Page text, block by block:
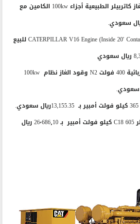
سعر مولدات توربينات الغاز كاتربيلر الطبيعية أجزاء 100kw الكامين مع
سعر مولد كهربائي CATERPILLAR V16 Engine (Inside 20′ Container) للبيع
سعر مولد الطاقة الكهربائية 400 فولت N2 وقود الغاز نظام 100kw
سعر مولد الديزل كاتربيلر C18 605 كيلو فولت أمبير بـ 26٬686٫10 ريال